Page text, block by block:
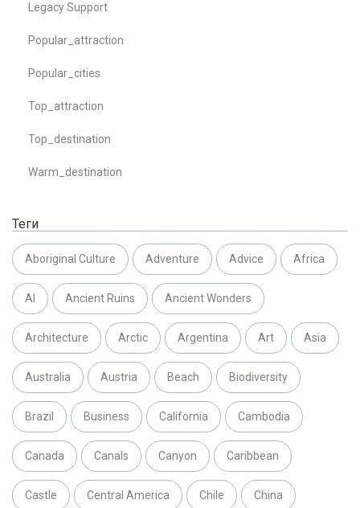
Legacy Support
Popular_attraction
Popular_cities
Top_attraction
Top_destination
Warm_destination
Теги
Aboriginal Culture Adventure Advice Africa
AI Ancient Ruins Ancient Wonders
Architecture Arctic Argentina Art Asia
Australia Austria Beach Biodiversity
Brazil Business California Cambodia
Canada Canals Canyon Caribbean
Castle Central America Chile China